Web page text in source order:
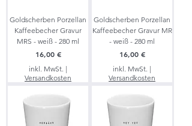
Goldscherben Porzellan
Kaffeebecher Gravur
MRS - weiß - 280 ml
Preis
16,00 €
inkl. MwSt. |
Versandkosten
Goldscherben Porzellan
Kaffeebecher Gravur MR
- weiß - 280 ml
Preis
16,00 €
inkl. MwSt. |
Versandkosten